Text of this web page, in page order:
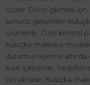
uzatır. Civciv çıkması
sonucu geliştirilen
ürünlerdir. Özel kontrol
kuluçka makinesi
durumun kontrol altında
süre içerisinde,
olmaktadır. Kuluçka